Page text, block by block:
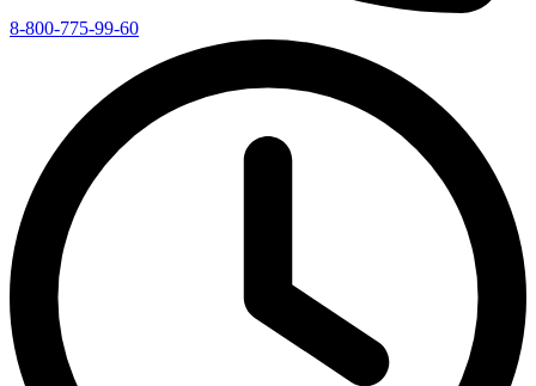
8-800-775-99-60